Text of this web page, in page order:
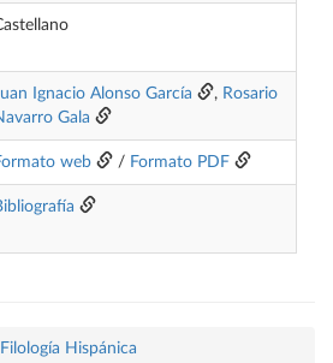
Ignacio Alonso García , Rosario
Gala
web / Formato PDF
Hispánica